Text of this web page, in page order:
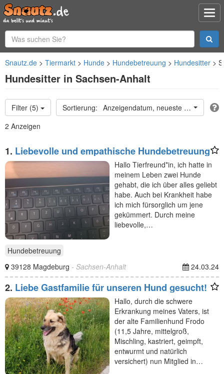
Snautz.de Tiermarkt Hunde Hundebetreuung Hundesitter
Hundesitter in Sachsen-Anhalt
Filter (5)
Anzeigendatum, neueste oben
2 Anzeigen
1. Liebevolle und empathische Hundebetreuung
Hallo Tierfreund*in, ich hatte in
meinem Leben zwei Hunde
gehabt, die ich über alles geliebt
habe. Auch bei Krankheit habe
ich mich fürsorglich um jene
gekümmert. Durch meine
liebevolle,…
Hundebetreuung
39128 Magdeburg - Sachsen-Anhalt 24.03.24
2. Liebe Gastfamilie für unseren Hund gesucht!
Hallo, durch die schwere
Erkrankung meines Vaters, ist
der alte Familienhund Frodo
(11,5 Jahre, mittelgroß,
Mischling, kastriert, geimpft,
entwurmt und natürlich
versichert) nun Mitglied in…